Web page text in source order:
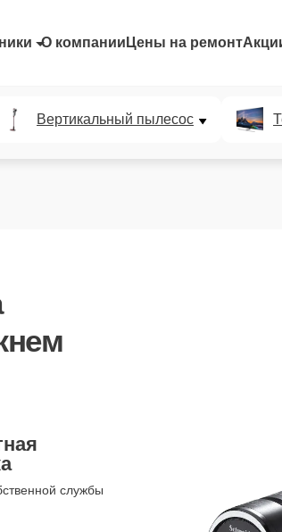
О компании Цены на ремонт
Вертикальный пылесос
службы